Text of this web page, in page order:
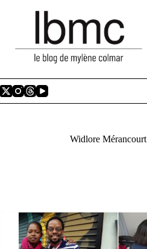
Widlore Mérancourt